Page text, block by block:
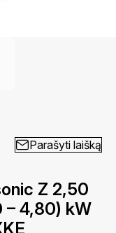
Parašyti laišką
Z 2,50
4,80) kW